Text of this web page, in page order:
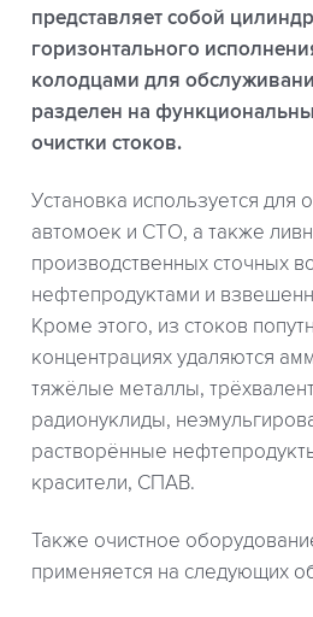
представляет собой
горизонтального
колодцами для
разделен на
очистки стоков.
Установка используется для
автомоек и СТО, а также
производственных сточных
нефтепродуктами и
Кроме этого, из стоков
концентрациях удаляются
тяжёлые металлы,
радионуклиды,
растворённые
красители, СПАВ.
Также очистное
применяется на следующих